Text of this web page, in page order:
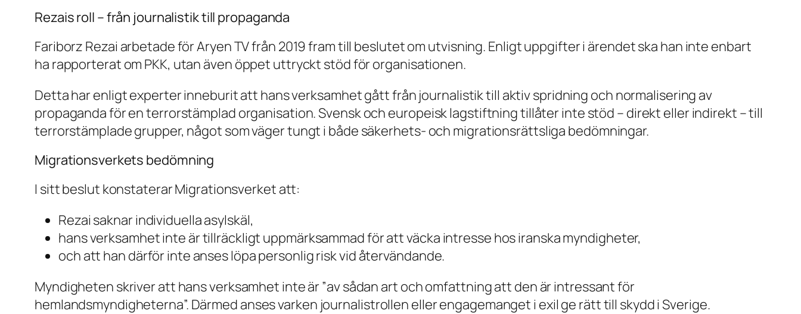
Rezais roll – från journalistik till propaganda
Fariborz Rezai arbetade för Aryen TV från 2019 fram till beslutet om utvisning. Enligt uppgifter i ärendet ska han inte enbart
ha rapporterat om PKK, utan även öppet uttryckt stöd för organisationen.
Detta har enligt experter inneburit att hans verksamhet gått från journalistik till aktiv spridning och normalisering av
propaganda för en terrorstämplad organisation. Svensk och europeisk lagstiftning tillåter inte stöd – direkt eller indirekt – till
terrorstämplade grupper, något som väger tungt i både säkerhets- och migrationsrättsliga bedömningar.
Migrationsverkets bedömning
I sitt beslut konstaterar Migrationsverket att:
Rezai saknar individuella asylskäl,
hans verksamhet inte är tillräckligt uppmärksammad för att väcka intresse hos iranska myndigheter,
och att han därför inte anses löpa personlig risk vid återvändande.
Myndigheten skriver att hans verksamhet inte är ”av sådan art och omfattning att den är intressant för
hemlandsmyndigheterna”. Därmed anses varken journalistrollen eller engagemanget i exil ge rätt till skydd i Sverige.